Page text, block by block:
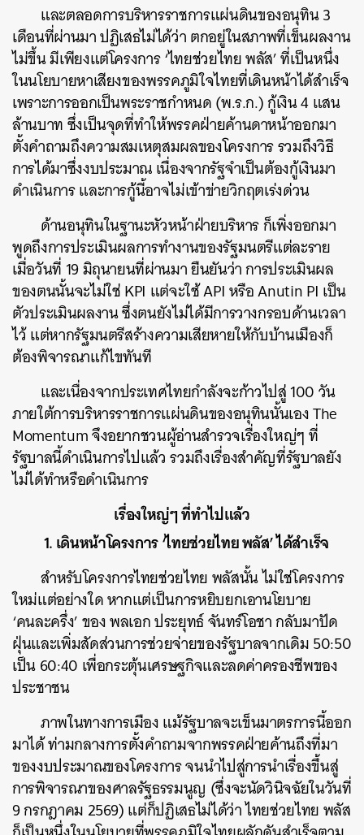
และตลอดการบริหารราชการแผ่นดินของอนุทิน 3
เดือนที่ผ่านมา ปฏิเสธไม่ได้ว่า ตกอยู่ในสภาพที่เข็นผลงาน
ไม่ขึ้น มีเพียงแต่โครงการ ‘ไทยช่วยไทย พลัส’ ที่เป็นหนึ่ง
ในนโยบายหาเสียงของพรรคภูมิใจไทยที่เดินหน้าได้สำเร็จ
เพราะการออกเป็นพระราชกำหนด (พ.ร.ก.) กู้เงิน 4 แสน
ล้านบาท ซึ่งเป็นจุดที่ทำให้พรรคฝ่ายค้านดาหน้าออกมา
ตั้งคำถามถึงความสมเหตุสมผลของโครงการ รวมถึงวิธี
การได้มาซึ่งงบประมาณ เนื่องจากรัฐจำเป็นต้องกู้เงินมา
ดำเนินการ และการกู้นี้อาจไม่เข้าข่ายวิกฤตเร่งด่วน
ด้านอนุทินในฐานะหัวหน้าฝ่ายบริหาร ก็เพิ่งออกมา
พูดถึงการประเมินผลการทำงานของรัฐมนตรีแต่ละราย
เมื่อวันที่ 19 มิถุนายนที่ผ่านมา ยืนยันว่า การประเมินผล
ของตนนั้นจะไม่ใช่ KPI แต่จะใช้ API หรือ Anutin PI เป็น
ตัวประเมินผลงาน ซึ่งตนยังไม่ได้มีการวางกรอบด้านเวลา
ไว้ แต่หากรัฐมนตรีสร้างความเสียหายให้กับบ้านเมืองก็
ต้องพิจารณาแก้ไขทันที
และเนื่องจากประเทศไทยกำลังจะก้าวไปสู่ 100 วัน
ภายใต้การบริหารราชการแผ่นดินของอนุทินนั้นเอง The
Momentum จึงอยากชวนผู้อ่านสำรวจเรื่องใหญ่ๆ ที่
รัฐบาลนี้ดำเนินการไปแล้ว รวมถึงเรื่องสำคัญที่รัฐบาลยัง
ไม่ได้ทำหรือดำเนินการ
เรื่องใหญ่ๆ ที่ทำไปแล้ว
1. เดินหน้าโครงการ ‘ไทยช่วยไทย พลัส’ ได้สำเร็จ
สำหรับโครงการไทยช่วยไทย พลัสนั้น ไม่ใช่โครงการ
ใหม่แต่อย่างใด หากแต่เป็นการหยิบยกเอานโยบาย
‘คนละครึ่ง’ ของ พลเอก ประยุทธ์ จันทร์โอชา กลับมาปัด
ฝุ่นและเพิ่มสัดส่วนการช่วยจ่ายของรัฐบาลจากเดิม 50:50
เป็น 60:40 เพื่อกระตุ้นเศรษฐกิจและลดค่าครองชีพของ
ประชาชน
ภาพในทางการเมือง แม้รัฐบาลจะเข็นมาตรการนี้ออก
มาได้ ท่ามกลางการตั้งคำถามจากพรรคฝ่ายค้านถึงที่มา
ของงบประมาณของโครงการ จนนำไปสู่การนำเรื่องขึ้นสู่
การพิจารณาของศาลรัฐธรรมนูญ (ซึ่งจะนัดวินิจฉัยในวันที่
9 กรกฎาคม 2569) แต่ก็ปฏิเสธไม่ได้ว่า ไทยช่วยไทย พลัส